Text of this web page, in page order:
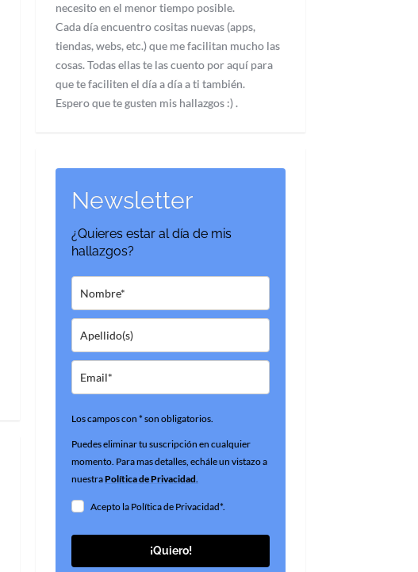
necesito en el menor tiempo posible.
Cada día encuentro cositas nuevas (apps,
tiendas, webs, etc.) que me facilitan mucho las
cosas. Todas ellas te las cuento por aquí para
que te faciliten el día a día a ti también.
Espero que te gusten mis hallazgos :) .
Newsletter
¿Quieres estar al día de mis
hallazgos?
Los campos con * son obligatorios.
Puedes eliminar tu suscripción en cualquier
momento. Para mas detalles, echále un vistazo a
nuestraPolítica de Privacidad.
Acepto la Política de Privacidad*.
¡Quiero!